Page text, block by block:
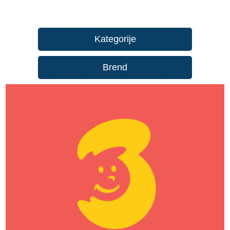
Kategorije
Brend